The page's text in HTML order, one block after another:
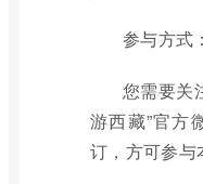
参与方式：
您需要关
游西藏”官方
订，方可参与